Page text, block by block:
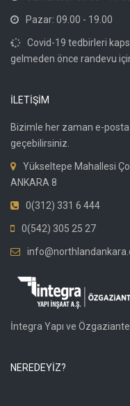
Pazar: 09.00 - 19.00
Covid-19 tedbirleri
gelmeden önce randevu
İLETİŞİM
Bizimle her zaman e-
geçebilirsiniz.
Yükseltepe Mahallesi
ANKARA 8
0(312) 331 6 444
0(542) 305 25 27
İntegra Yapı ve
NEREDEYİZ?